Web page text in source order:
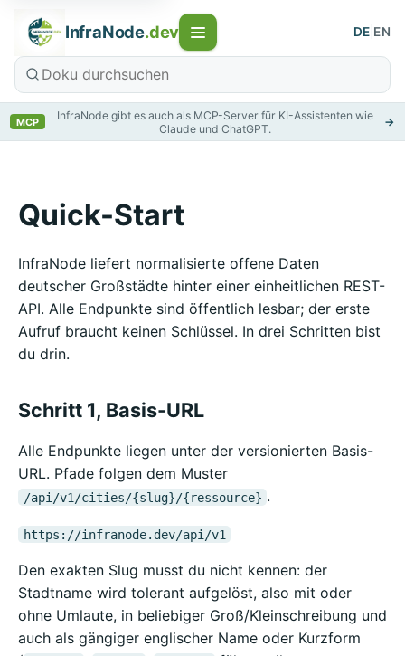
InfraNode.dev DE EN
MCP
InfraNode gibt es auch als MCP-Server für KI-Assistenten wie
Claude und ChatGPT.
→
Quick-Start
InfraNode liefert normalisierte offene Daten
deutscher Großstädte hinter einer einheitlichen REST-
API. Alle Endpunkte sind öffentlich lesbar; der erste
Aufruf braucht keinen Schlüssel. In drei Schritten bist
du drin.
Schritt 1, Basis-URL
Alle Endpunkte liegen unter der versionierten Basis-
URL. Pfade folgen dem Muster
/api/v1/cities/{slug}/{ressource} .
https://infranode.dev/api/v1
Den exakten Slug musst du nicht kennen: der
Stadtname wird tolerant aufgelöst, also mit oder
ohne Umlaute, in beliebiger Groß/Kleinschreibung und
auch als gängiger englischer Name oder Kurzform